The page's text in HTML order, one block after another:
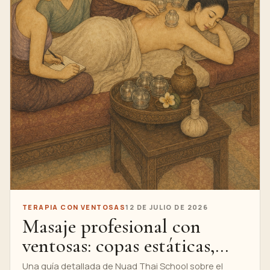
TERAPIA CON VENTOSAS12 DE JULIO DE 2026
Masaje profesional con
ventosas: copas estáticas,
copas móviles y
Una guía detallada de Nuad Thai School sobre el